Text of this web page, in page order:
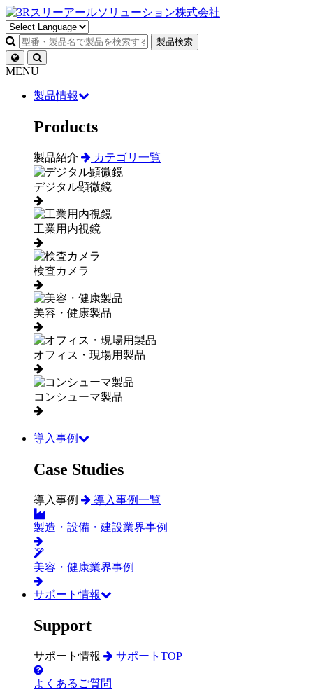
製品検索
MENU
製品情報
Products
製品紹介 カテゴリ一覧
デジタル顕微鏡
工業用内視鏡
検査カメラ
美容・健康製品
オフィス・現場用製品
コンシューマ製品
導入事例
Case Studies
導入事例 導入事例一覧
製造・設備・建設業界事例
美容・健康業界事例
サポート情報
Support
サポート情報 サポートTOP
よくあるご質問